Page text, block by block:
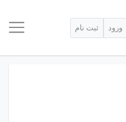
ورود ثبت نام